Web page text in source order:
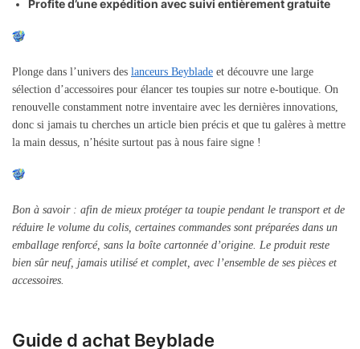
Profite d’une expédition avec suivi entièrement gratuite
Plonge dans l’univers des lanceurs Beyblade et découvre une large
sélection d’accessoires pour élancer tes toupies sur notre e-boutique. On
renouvelle constamment notre inventaire avec les dernières innovations,
donc si jamais tu cherches un article bien précis et que tu galères à mettre
la main dessus, n’hésite surtout pas à nous faire signe !
Bon à savoir : afin de mieux protéger ta toupie pendant le transport et de
réduire le volume du colis, certaines commandes sont préparées dans un
emballage renforcé, sans la boîte cartonnée d’origine. Le produit reste
bien sûr neuf, jamais utilisé et complet, avec l’ensemble de ses pièces et
accessoires.
Guide d achat Beyblade